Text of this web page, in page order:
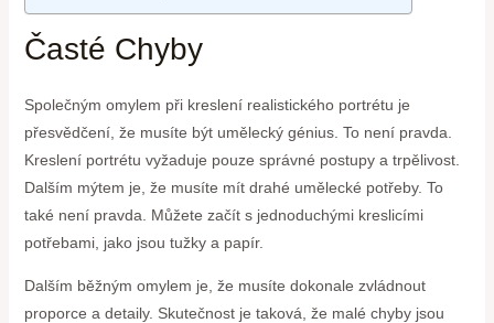
Časté Chyby
Společným omylem při kreslení realistického portrétu je
přesvědčení, že musíte být umělecký génius. To není pravda.
Kreslení portrétu vyžaduje pouze správné postupy a trpělivost.
Dalším mýtem je, že musíte mít drahé umělecké potřeby. To
také není pravda. Můžete začít s jednoduchými kreslicími
potřebami, jako jsou tužky a papír.
Dalším běžným omylem je, že musíte dokonale zvládnout
proporce a detaily. Skutečnost je taková, že malé chyby jsou